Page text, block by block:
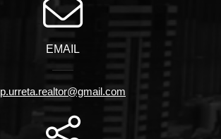
EMAIL
p.urreta.realtor@gmail.com